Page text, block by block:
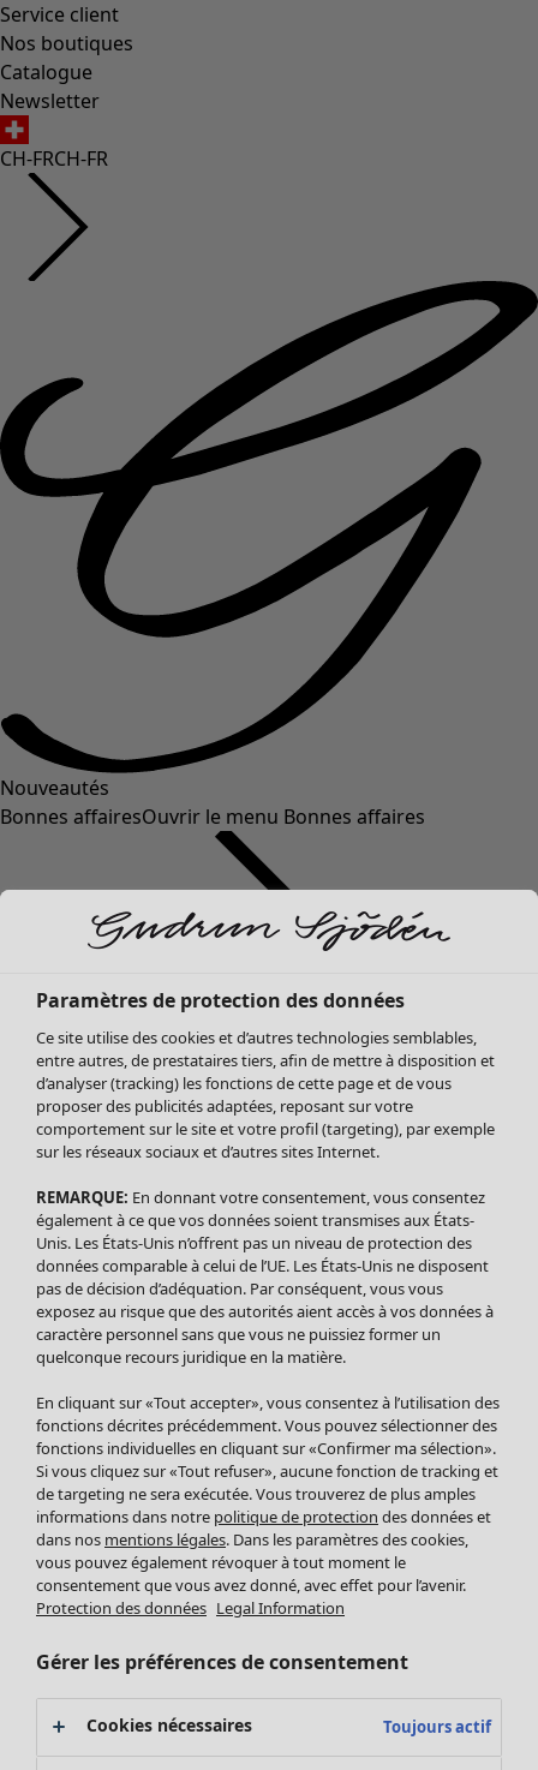
Service client
Nos boutiques
Catalogue
Newsletter
CH-FRCH-FR
Nouveautés
Bonnes affairesOuvrir le menu Bonnes affaires
Soldes Vêtements
Tous les vêtements
Robes
Tuniques
Blouses
Tops
Gilets
Pantalon
Jupes
Leggings et collants
Accessoires
Chaussures
Vêtements de bain
Basics
Soldes Mobilier
Bonnes affaires déco
Décoration
Textiles
Tapis
Éponge
Paramètres de protection des données
Ce site utilise des cookies et d’autres technologies semblables,
entre autres, de prestataires tiers, afin de mettre à disposition et
d’analyser (tracking) les fonctions de cette page et de vous
proposer des publicités adaptées, reposant sur votre
comportement sur le site et votre profil (targeting), par exemple
sur les réseaux sociaux et d’autres sites Internet.
REMARQUE: En donnant votre consentement, vous consentez
également à ce que vos données soient transmises aux États-
Unis. Les États-Unis n’offrent pas un niveau de protection des
données comparable à celui de l’UE. Les États-Unis ne disposent
pas de décision d’adéquation. Par conséquent, vous vous
exposez au risque que des autorités aient accès à vos données à
caractère personnel sans que vous ne puissiez former un
quelconque recours juridique en la matière.
En cliquant sur «Tout accepter», vous consentez à l’utilisation des
fonctions décrites précédemment. Vous pouvez sélectionner des
fonctions individuelles en cliquant sur «Confirmer ma sélection».
Si vous cliquez sur «Tout refuser», aucune fonction de tracking et
de targeting ne sera exécutée. Vous trouverez de plus amples
informations dans notre politique de protection des données et
dans nos mentions légales. Dans les paramètres des cookies,
vous pouvez également révoquer à tout moment le
consentement que vous avez donné, avec effet pour l’avenir.
Protection des données Legal Information
Gérer les préférences de consentement
Cookies nécessaires Toujours actif